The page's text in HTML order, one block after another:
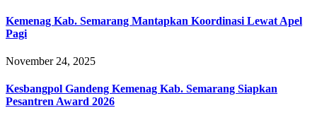
Kemenag Kab. Semarang Mantapkan Koordinasi Lewat Apel
Pagi
November 24, 2025
Kesbangpol Gandeng Kemenag Kab. Semarang Siapkan
Pesantren Award 2026